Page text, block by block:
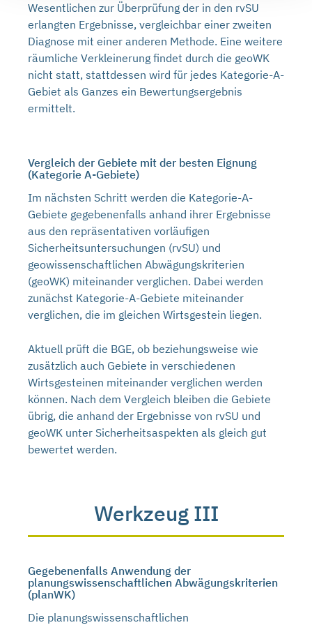
Wesentlichen zur Überprüfung der in den rvSU
erlangten Ergebnisse, vergleichbar einer zweiten
Diagnose mit einer anderen Methode. Eine weitere
räumliche Verkleinerung findet durch die geoWK
nicht statt, stattdessen wird für jedes Kategorie-A-
Gebiet als Ganzes ein Bewertungsergebnis
ermittelt.
Vergleich der Gebiete mit der besten Eignung
(Kategorie A-Gebiete)
Im nächsten Schritt werden die Kategorie-A-
Gebiete gegebenenfalls anhand ihrer Ergebnisse
aus den repräsentativen vorläufigen
Sicherheitsuntersuchungen (rvSU) und
geowissenschaftlichen Abwägungskriterien
(geoWK) miteinander verglichen. Dabei werden
zunächst Kategorie-A-Gebiete miteinander
verglichen, die im gleichen Wirtsgestein liegen.
Aktuell prüft die BGE, ob beziehungsweise wie
zusätzlich auch Gebiete in verschiedenen
Wirtsgesteinen miteinander verglichen werden
können. Nach dem Vergleich bleiben die Gebiete
übrig, die anhand der Ergebnisse von rvSU und
geoWK unter Sicherheitsaspekten als gleich gut
bewertet werden.
Werkzeug III
Gegebenenfalls Anwendung der
planungswissenschaftlichen Abwägungskriterien
(planWK)
Die planungswissenschaftlichen